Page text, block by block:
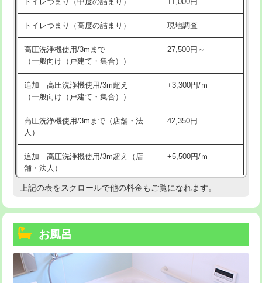
トイレつまり（高度の詰まり） 現地調査
高圧洗浄機使用/3mまで
（一般向け（戸建て・集合））
27,500円～
追加 高圧洗浄機使用/3m超え
（一般向け（戸建て・集合））
+3,300円/ｍ
高圧洗浄機使用/3mまで（店舗・法
人）
42,350円
追加 高圧洗浄機使用/3m超え（店
舗・法人）
+5,500円/ｍ
高度高圧洗浄換 現地調査
トーラー機使用/3mまで
追加トーラー機使用/3m超え
上記の表をスクロールで他の料金もご覧になれます。
お風呂